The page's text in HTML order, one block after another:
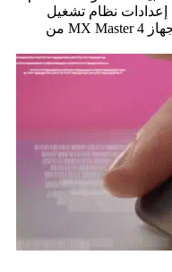
إعدادات نظام تشغيل
Windows. قم بتحديث البرنامج الثابت لجهاز MX Master 4 من